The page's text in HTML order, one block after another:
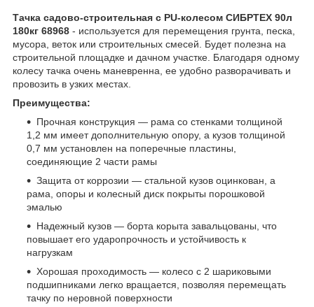
Тачка садово-строительная с PU-колесом СИБРТЕХ 90л
180кг 68968 - используется для перемещения грунта, песка,
мусора, веток или строительных смесей. Будет полезна на
строительной площадке и дачном участке. Благодаря одному
колесу тачка очень маневренна, ее удобно разворачивать и
провозить в узких местах.
Преимущества:
Прочная конструкция — рама со стенками толщиной
1,2 мм имеет дополнительную опору, а кузов толщиной
0,7 мм установлен на поперечные пластины,
соединяющие 2 части рамы
Защита от коррозии — стальной кузов оцинкован, а
рама, опоры и колесный диск покрыты порошковой
эмалью
Надежный кузов — борта корыта завальцованы, что
повышает его ударопрочность и устойчивость к
нагрузкам
Хорошая проходимость — колесо с 2 шариковыми
подшипниками легко вращается, позволяя перемещать
тачку по неровной поверхности